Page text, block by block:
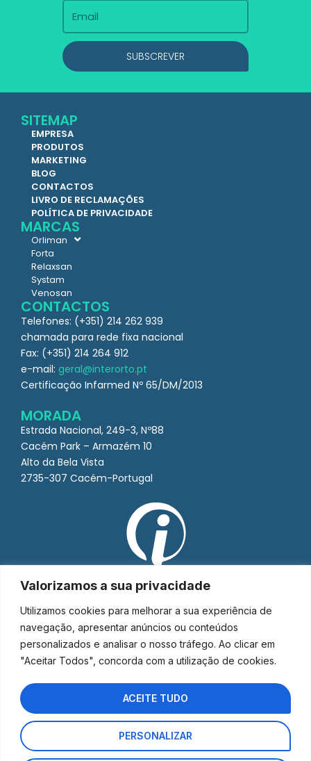
Valorizamos a sua privacidade
Utilizamos cookies para melhorar a sua experiência de
navegação, apresentar anúncios ou conteúdos
personalizados e analisar o nosso tráfego. Ao clicar em
"Aceitar Todos", concorda com a utilização de cookies.
PERSONALIZAR
ACEITE TUDO
SUBSCREVER
SITEMAP
EMPRESA
PRODUTOS
MARKETING
BLOG
CONTACTOS
LIVRO DE RECLAMAÇÕES
POLÍTICA DE PRIVACIDADE
MARCAS
Orliman
Forta
Relaxsan
Systam
Venosan
CONTACTOS
Telefones: (+351) 214 262 939
chamada para rede fixa nacional
Fax: (+351) 214 264 912
e-mail: geral@interorto.pt
Certificação Infarmed Nº 65/DM/2013
MORADA
Estrada Nacional, 249-3, Nº88
Cacém Park – Armazém 10
Alto da Bela Vista
2735-307 Cacém-Portugal
Interorto © 2026 - Todos os direitos reservados.